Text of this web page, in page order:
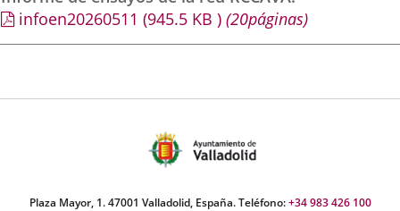
infoen20260511 (945.5 KB ) (20páginas)
Plaza Mayor, 1. 47001 Valladolid, España. Teléfono:+34 983 426 100